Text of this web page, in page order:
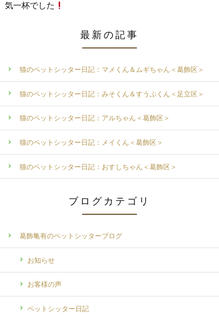
気一杯でした
最新の記事
猫のペットシッター日記：マメくん＆ムギちゃん＜葛飾区＞
猫のペットシッター日記：みそくん＆すうぷくん＜足立区＞
猫のペットシッター日記：アルちゃん＜葛飾区＞
猫のペットシッター日記：メイくん＜葛飾区＞
猫のペットシッター日記：おすしちゃん＜葛飾区＞
ブログカテゴリ
葛飾亀有のペットシッターブログ
お知らせ
お客様の声
ペットシッター日記